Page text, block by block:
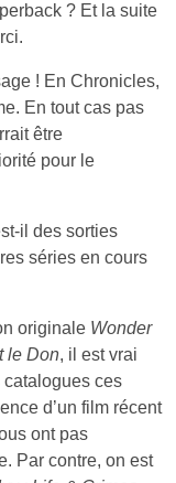
? Et la suite
! En Chronicles,
En tout cas pas
être
pour le
il des sorties
séries en cours
originale Wonder
le Don, il est vrai
ces
d’un film récent
ont pas
Par contre, on est